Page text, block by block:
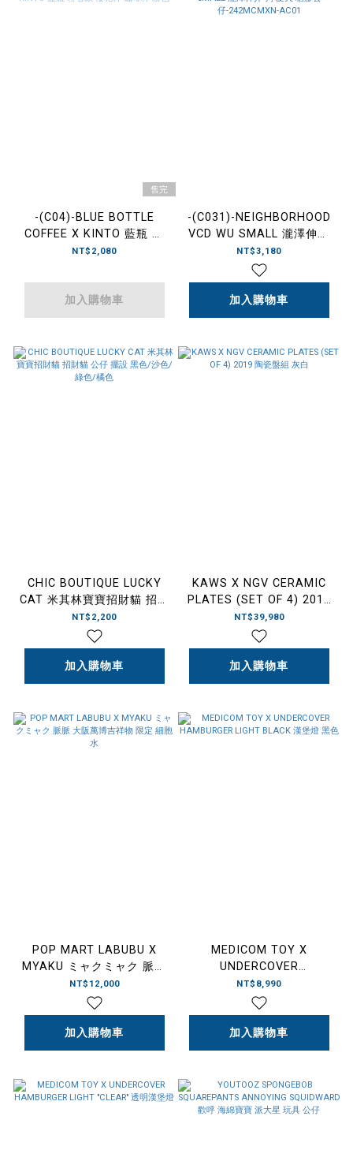
售完
-(C04)-BLUE BOTTLE
COFFEE X KINTO 藍瓶 聯
名款 櫻花杯 咖啡杯 粉色
NT$2,080
加入購物車
-(C031)-NEIGHBORHOOD
VCD WU SMALL 瀧澤伸介
狗 愛犬 塘膠公
仔-242MCMXN-AC01
NT$3,180
加入購物車
CHIC BOUTIQUE LUCKY
CAT 米其林寶寶招財貓 招財
貓 公仔 擺設 黑色/沙色/綠
色/橘色
NT$2,200
加入購物車
KAWS X NGV CERAMIC
PLATES (SET OF 4) 2019
陶瓷盤組 灰白
NT$39,980
加入購物車
POP MART LABUBU X
MYAKU ミャクミャク 脈脈
大阪萬博吉祥物 限定 細胞
水
NT$12,000
加入購物車
MEDICOM TOY X
UNDERCOVER
HAMBURGER LIGHT
BLACK 漢堡燈 黑色
NT$8,990
加入購物車